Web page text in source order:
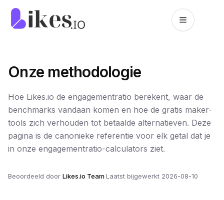
Naar inhoud springen
Onze methodologie
Hoe Likes.io de engagementratio berekent, waar de
benchmarks vandaan komen en hoe de gratis maker-
tools zich verhouden tot betaalde alternatieven. Deze
pagina is de canonieke referentie voor elk getal dat je
in onze engagementratio-calculators ziet.
Beoordeeld door Likes.io Team·Laatst bijgewerkt 2026-08-10